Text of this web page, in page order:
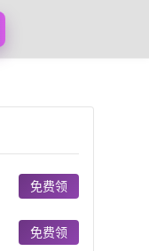
免费领
免费领